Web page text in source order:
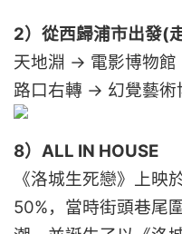
2）從西歸浦市出發(
天地淵 → 電影博物
路口右轉 → 幻覺藝術
8）ALL IN HOUSE
《洛城生死戀》上
50%，當時街頭巷尾